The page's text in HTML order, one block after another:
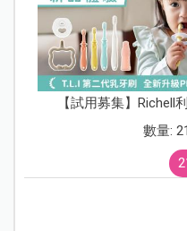
【試用募集】Richell
數量: